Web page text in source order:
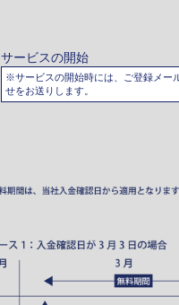
サービスの開始
※サービスの開始時には、ご登録メー
せをお送りします。